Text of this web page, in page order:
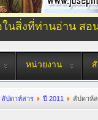
ในสิ่งที่ท่านอ่าน ส
หน่วยงาน
สัปดาห์สาร ปี 2011 สัปดาห์